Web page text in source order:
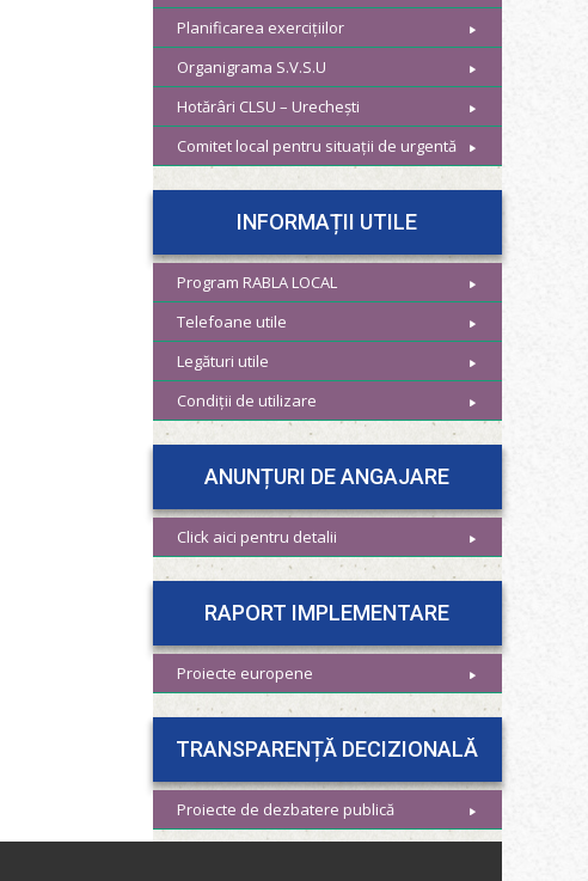
Planificarea exercițiilor
Organigrama S.V.S.U
Hotărâri CLSU – Urechești
Comitet local pentru situații de urgentă
INFORMAȚII UTILE
Program RABLA LOCAL
Telefoane utile
Legături utile
Condiții de utilizare
ANUNȚURI DE ANGAJARE
Click aici pentru detalii
RAPORT IMPLEMENTARE
Proiecte europene
TRANSPARENȚĂ DECIZIONALĂ
Proiecte de dezbatere publică